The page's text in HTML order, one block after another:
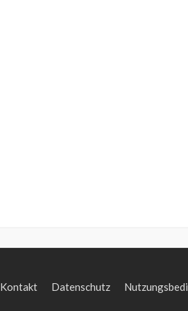
Kontakt Datenschutz